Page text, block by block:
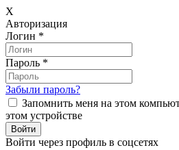
X
Авторизация
Логин *
Пароль *
Забыли пароль?
Запомнить меня на этом
этом устройстве
Войти через профиль в соцсетях